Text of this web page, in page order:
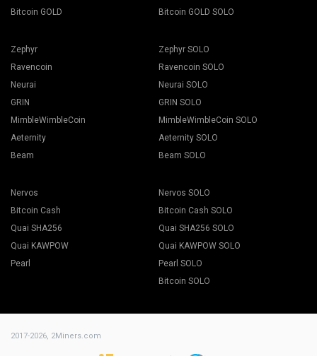
Bitcoin GOLD
Bitcoin GOLD SOLO
Zephyr
Ravencoin
Neurai
GRIN
MimbleWimbleCoin
Aeternity
Beam
Zephyr SOLO
Ravencoin SOLO
Neurai SOLO
GRIN SOLO
MimbleWimbleCoin SOLO
Aeternity SOLO
Beam SOLO
Nervos
Bitcoin Cash
Quai SHA256
Quai KAWPOW
Pearl
Nervos SOLO
Bitcoin Cash SOLO
Quai SHA256 SOLO
Quai KAWPOW SOLO
Pearl SOLO
Bitcoin SOLO
2017-2026, 2Miners.com